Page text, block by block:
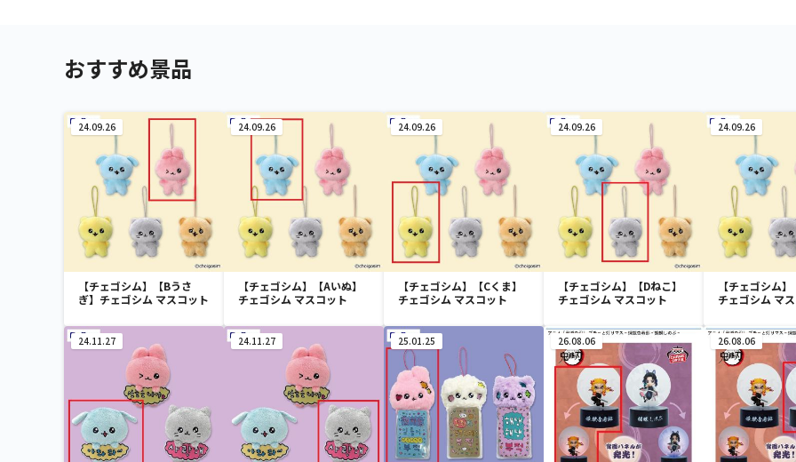
おすすめ景品
24.09.26
【チェゴシム】【Bうさ
ぎ】チェゴシム マスコット
24.09.26
【チェゴシム】【Aいぬ】
チェゴシム マスコット
24.09.26
【チェゴシム】【Cくま】
チェゴシム マスコット
24.09.26
【チェゴシム】【Dねこ】
チェゴシム マスコット
24.09.26
【チェゴシム
チェゴシム マ
24.11.27 24.11.27 25.01.25 26.08.06 26.08.06